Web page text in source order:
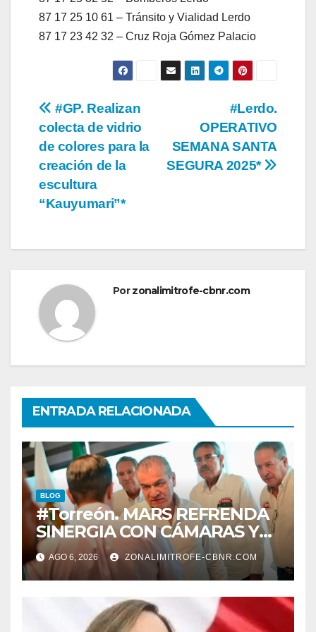
87 17 25 10 61 – Tránsito y Vialidad Lerdo
87 17 23 42 32 – Cruz Roja Gómez Palacio
Navegación
de
entradas
#Lerdo.
OPERATIVO
SEMANA SANTA
SEGURA 2025*
#GP. Realizan
colecta de vidrio
de colores para la
creación de la
escultura
“Kauyumari”*
Porzonalimitrofe-cbnr.com
ENTRADA RELACIONADA
BLOG
#Torreón. MARS REFRENDA
SINERGIA CON CÁMARAS Y
ORGANISMOS, EN BENEFICIO
DEL DESARROLLO DE
TORREÓN
AGO 6, 2026 ZONALIMITROFE-CBNR.COM